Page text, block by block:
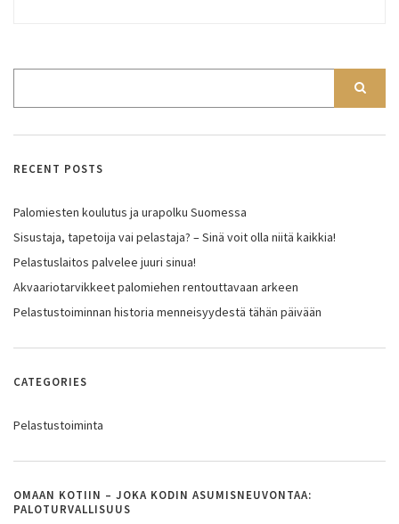
RECENT POSTS
Palomiesten koulutus ja urapolku Suomessa
Sisustaja, tapetoija vai pelastaja? – Sinä voit olla niitä kaikkia!
Pelastuslaitos palvelee juuri sinua!
Akvaariotarvikkeet palomiehen rentouttavaan arkeen
Pelastustoiminnan historia menneisyydestä tähän päivään
CATEGORIES
Pelastustoiminta
OMAAN KOTIIN – JOKA KODIN ASUMISNEUVONTAA:
PALOTURVALLISUUS